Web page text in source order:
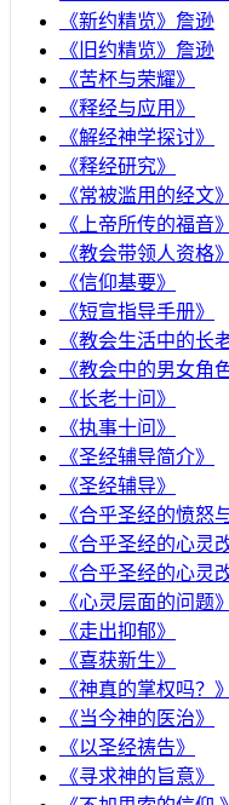
《新约精览》詹逊
《旧约精览》詹逊
《苦杯与荣耀》
《释经与应用》
《解经神学探讨》
《释经研究》
《常被滥用的经文》
《上帝所传的福音》
《教会带领人资格》
《信仰基要》
《短宣指导手册》
《教会生活中的长
《教会中的男女角
《长老十问》
《执事十问》
《圣经辅导简介》
《圣经辅导》
《合乎圣经的愤怒
《合乎圣经的心灵
《合乎圣经的心灵
《心灵层面的问题》
《走出抑郁》
《喜获新生》
《神真的掌权吗？》
《当今神的医治》
《以圣经祷告》
《寻求神的旨意》